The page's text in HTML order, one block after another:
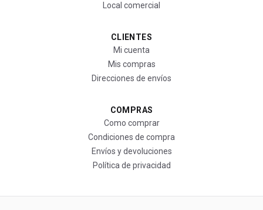
Local comercial
CLIENTES
Mi cuenta
Mis compras
Direcciones de envíos
COMPRAS
Como comprar
Condiciones de compra
Envíos y devoluciones
Política de privacidad